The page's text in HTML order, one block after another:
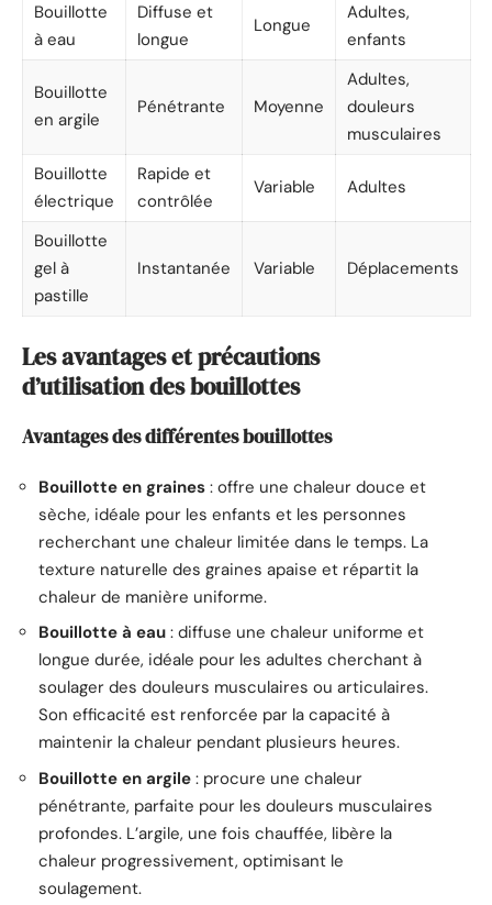
Bouillotte
à eau
Diffuse et
longue
Longue
Adultes,
enfants
Bouillotte
en argile
Pénétrante Moyenne
Adultes,
douleurs
musculaires
Bouillotte
électrique
Rapide et
contrôlée
Variable Adultes
Bouillotte
gel à
pastille
Instantanée Variable Déplacements
Les avantages et précautions
d’utilisation des bouillottes
Avantages des différentes bouillottes
Bouillotte en graines : offre une chaleur douce et
sèche, idéale pour les enfants et les personnes
recherchant une chaleur limitée dans le temps. La
texture naturelle des graines apaise et répartit la
chaleur de manière uniforme.
Bouillotte à eau : diffuse une chaleur uniforme et
longue durée, idéale pour les adultes cherchant à
soulager des douleurs musculaires ou articulaires.
Son efficacité est renforcée par la capacité à
maintenir la chaleur pendant plusieurs heures.
Bouillotte en argile : procure une chaleur
pénétrante, parfaite pour les douleurs musculaires
profondes. L’argile, une fois chauffée, libère la
chaleur progressivement, optimisant le
soulagement.